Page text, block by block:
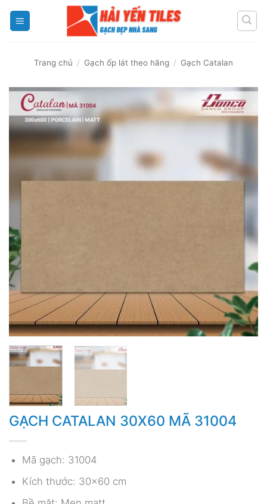
Trang chủ / Gạch ốp lát theo hãng / Gạch Catalan
GẠCH CATALAN 30X60 MÃ 31004
Mã gạch: 31004
Kích thước: 30×60 cm